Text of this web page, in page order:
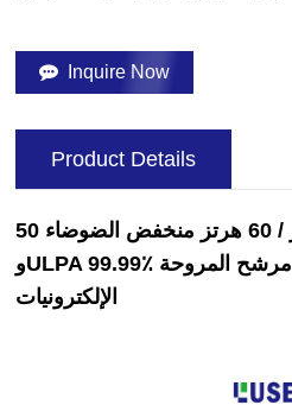
Inquire Now
Product Details
50 هرتز / 60 هرتز منخفض الضوضاء H13 ~ H16 HEPA
وULPA 99.99٪ وحدة مرشح المروحة (FFU) لصناعة
الإلكترونيات